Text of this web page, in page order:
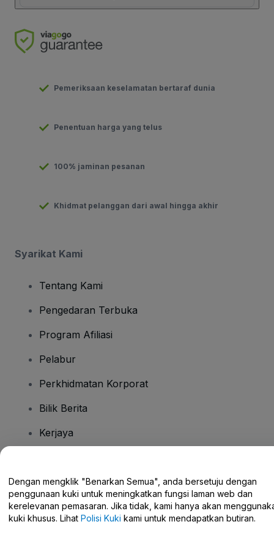
Pemeriksaan keselamatan bertaraf dunia
Penentuan harga yang telus
100% jaminan pesanan
Khidmat pelanggan dari awal hingga akhir
Syarikat Kami
Tentang Kami
Pengedaran Terbuka
Program Afiliasi
Pelabur
Perkhidmatan Korporat
Bilik Berita
Kerjaya
Pusat Bantuan / Hubungi Kami
Dengan mengklik "Benarkan Semua", anda bersetuju dengan
penggunaan kuki untuk meningkatkan fungsi laman web dan
kerelevanan pemasaran. Jika tidak, kami hanya akan
kuki khusus. Lihat Polisi Kuki kami untuk mendapatkan butiran.